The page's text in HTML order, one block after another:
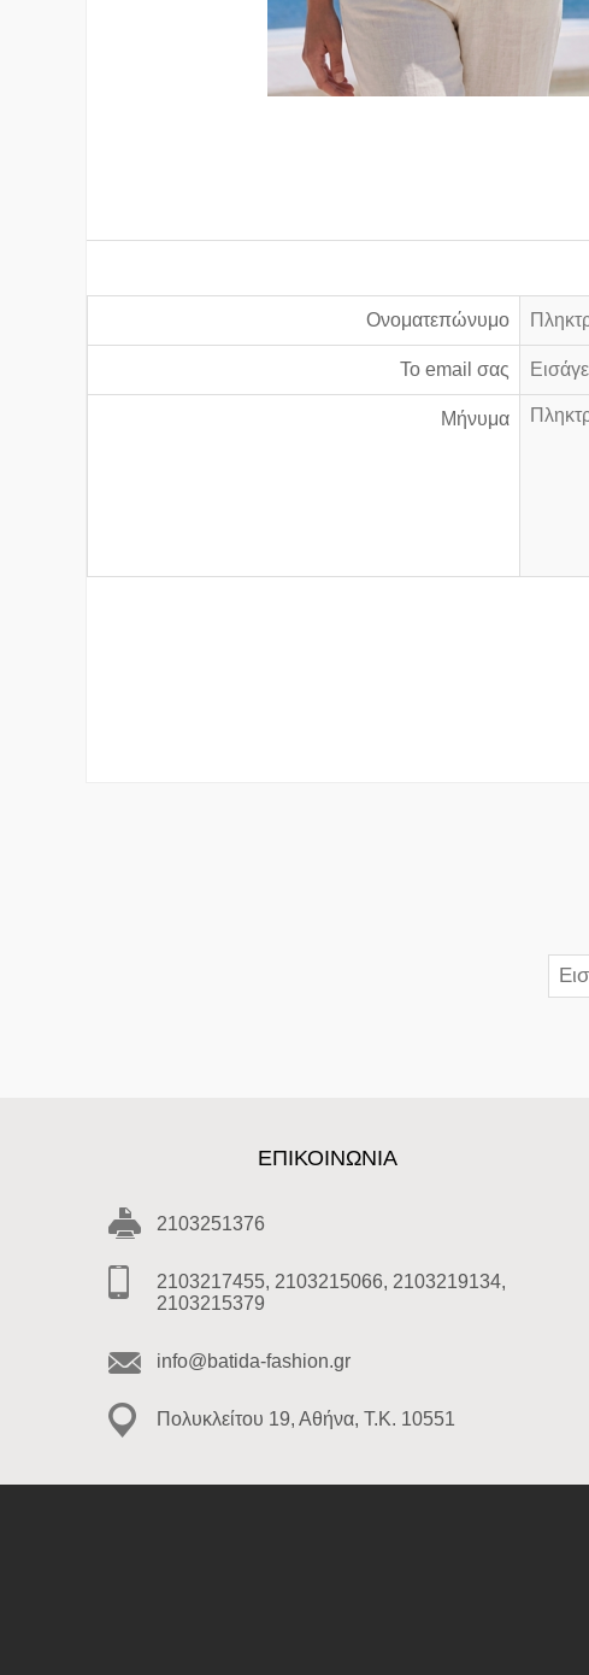
Ονοματεπώνυμο
Το email σας
Μήνυμα
ΕΠΙΚΟΙΝΩΝΊΑ
2103251376
2103217455, 2103215066, 2103219134,
2103215379
info@batida-fashion.gr
Πολυκλείτου 19, Αθήνα, T.K. 10551